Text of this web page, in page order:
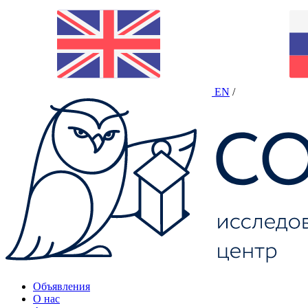
EN /
Объявления
О нас